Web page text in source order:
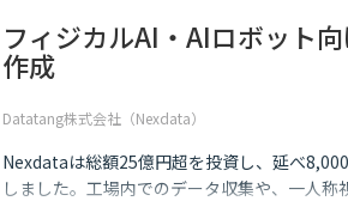
フィジカルAI・AIロボット
作成
Datatang株式会社（Nexdata）
Nexdataは総額25億円超を投資し、延べ
しました。工場内でのデータ収集や、一人